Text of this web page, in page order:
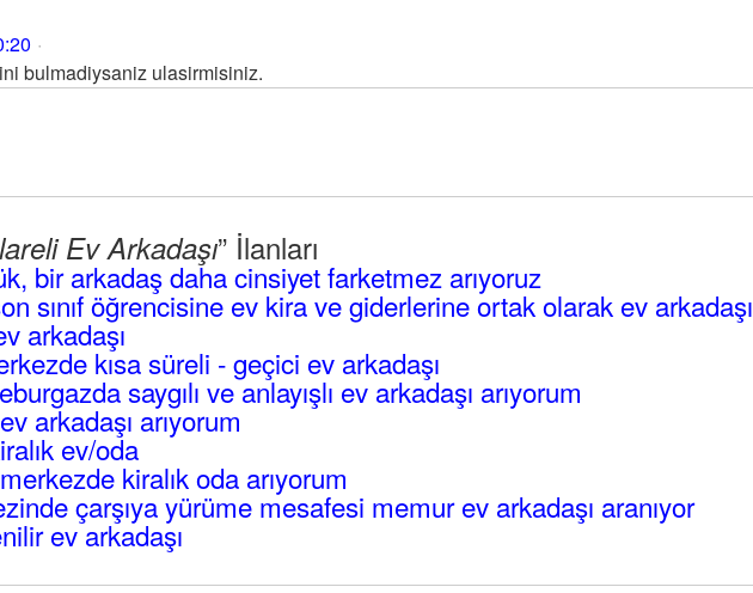
bulmadiysaniz ulasirmisiniz.
Ev Arkadaşı” İlanları
bir arkadaş daha cinsiyet farketmez arıyoruz
sınıf öğrencisine ev kira ve giderlerine ortak olarak ev arkadaşı
arkadaşı
kısa süreli - geçici ev arkadaşı
saygılı ve anlayışlı ev arkadaşı arıyorum
arkadaşı arıyorum
ev/oda
kiralık oda arıyorum
çarşıya yürüme mesafesi memur ev arkadaşı aranıyor
ev arkadaşı